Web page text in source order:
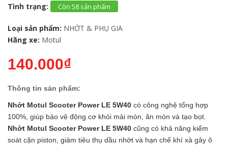
Tình trạng: Còn 58 sản phẩm
Loại sản phẩm: NHỚT & PHỤ GIA
Hãng xe: Motul
140.000₫
Thông tin sản phẩm:
Nhớt Motul Scooter Power LE 5W40 có công nghệ tổng hợp
100%, giúp bảo vệ động cơ khỏi mài mòn, ăn mòn và tạo bọt.
Nhớt Motul Scooter Power LE 5W40 cũng có khả năng kiểm
soát cặn piston, giảm tiêu thụ dầu nhớt và hạn chế khí xả gây ô